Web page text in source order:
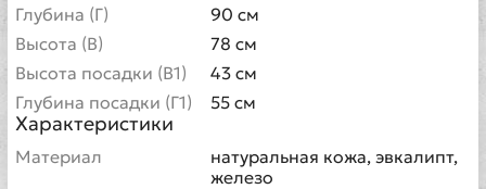
Глубина (Г)
90 см
Высота (В)
78 см
Высота посадки (В1)
43 см
Глубина посадки (Г1)
55 см
Характеристики
Материал
натуральная кожа, эвкалипт,
железо